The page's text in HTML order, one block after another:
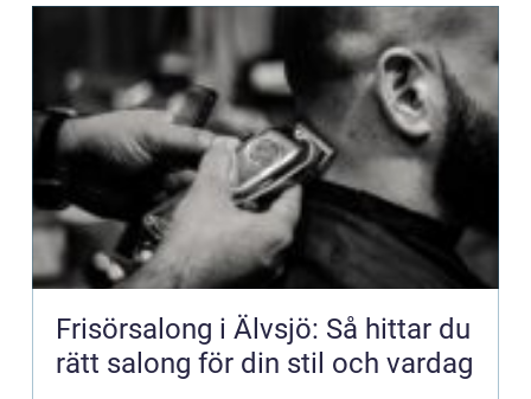
Frisörsalong i Älvsjö: Så hittar du
rätt salong för din stil och vardag